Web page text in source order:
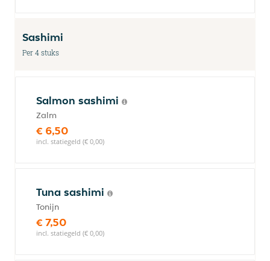
Sashimi
Per 4 stuks
Salmon sashimi
Zalm
€ 6,50
incl. statiegeld (€ 0,00)
Tuna sashimi
Tonijn
€ 7,50
incl. statiegeld (€ 0,00)